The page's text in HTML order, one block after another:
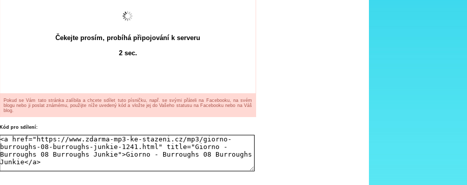
Čekejte prosím, probíhá připojování k serveru
2sec.
Pokud se Vám tato stránka zalíbila a chcete sdílet tuto písničku, např. se svými přáteli na Facebooku, na svém
blogu nebo ji poslat známému, použijte níže uvedený kód a vložte jej do Vašeho statusu na Facebooku nebo na Váš
blog.
Kód pro sdílení: